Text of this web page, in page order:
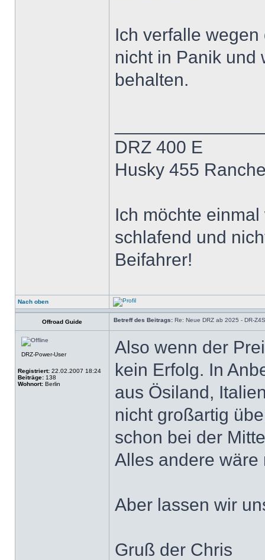
Ich verfalle
nicht in Panik und
behalten.
DRZ 400 E
Husky 455
Ich möchte
schlafend und
Beifahrer!
Nach oben
Offroad Guide Betreff des Beitrags: Re: Neue DRZ ab 2025 - DR-
DRZ-Power-User
Registriert: 22.02.2007 18:24
Beiträge: 138
Wohnort: Berlin
Also wenn der
kein Erfolg. In
aus Ösiland,
nicht großartig
schon bei der
Alles andere wäre
Aber lassen wir
Gruß der Chris